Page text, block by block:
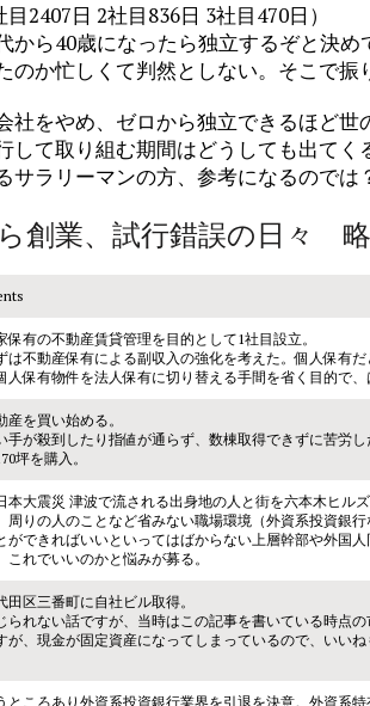
目2407日 2社目836日 3社目470日）
から40歳になったら独立するぞと決め
のか忙しくて判然としない。そこで振
社をやめ、ゼロから独立できるほど
して取り組む期間はどうしても出てく
サラリーマンの方、参考になるのでは
創業、試行錯誤の日々
保有の不動産賃貸管理を目的として1社目設立。
は不動産保有による副収入の強化を考えた。個人保有
人保有物件を法人保有に切り替える手間を省く目的で、
産を買い始める。
手が殺到したり指値が通らず、数棟取得できずに苦労
坪を購入。
本大震災 津波で流される出身地の人と街を六本木ヒル
周りの人のことなど省みない職場環境（外資系投資銀
ができればいいといってはばからない上層幹部や外国
これでいいのかと悩みが募る。
田区三番町に自社ビル取得。
られない話ですが、当時はこの記事を書いている時点
が、現金が固定資産になってしまっているので、いい
ところあり外資系投資銀行業界を引退を決意。外資系